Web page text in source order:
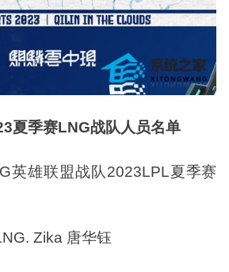
季赛LNG战队人员名单
雄联盟战队2023LPL夏季赛
Zika 唐华钰